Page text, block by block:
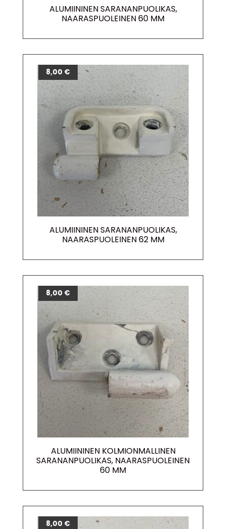
ALUMIININEN SARANANPUOLIKAS,
NAARASPUOLEINEN 60 MM
ALUMIININEN SARANANPUOLIKAS,
NAARASPUOLEINEN 62 MM
8,00 €
ALUMIININEN KOLMIONMALLINEN
SARANANPUOLIKAS, NAARASPUOLEINEN
60 MM
8,00 €
8,00 €